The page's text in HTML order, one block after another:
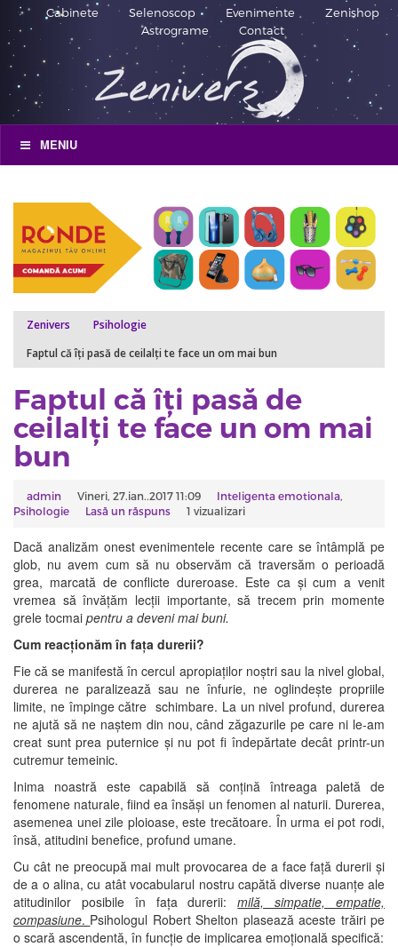
Cabinete Selenoscop Evenimente
Zenishop
Astrograme
Contact
MENIU
Zenivers
Psihologie
Faptul că îți pasă de ceilalți te face un om mai bun
Faptul că îți pasă de
ceilalți te face un om mai
bun
admin Vineri, 27.ian..2017 11:09 Inteligenta emotionala
Psihologie
Lasă un răspuns 1 vizualizari
Dacă analizăm onest evenimentele recente care se întâmplă pe
glob, nu avem cum să nu observăm că traversăm o perioadă
grea, marcată de conflicte dureroase. Este ca și cum a venit
vremea să învățăm lecții importante, să trecem prin momente
grele tocmai pentru a deveni mai buni.
Cum reacționăm în fața durerii?
Fie că se manifestă în cercul apropiaților noștri sau la nivel global,
durerea ne paralizează sau ne înfurie, ne oglindește propriile
limite, ne împinge către schimbare. La un nivel profund, durerea
ne ajută să ne naștem din nou, când zăgazurile pe care ni le-am
creat sunt prea puternice și nu pot fi îndepărtate decât printr-un
cutremur temeinic.
Inima noastră este capabilă să conțină întreaga paletă de
fenomene naturale, fiind ea însăși un fenomen al naturii. Durerea,
asemenea unei zile ploioase, este trecătoare. În urma ei pot rodi,
însă, atitudini benefice, profund umane.
Cu cât ne preocupă mai mult provocarea de a face față durerii și
de a o alina, cu atât vocabularul nostru capătă diverse nuanțe ale
atitudinilor posibile în fața durerii:milă, simpatie, empatie,
compasiune. Psihologul Robert Shelton plasează aceste trăiri pe
o scară ascendentă, în funcție de implicarea emoțională specifică: